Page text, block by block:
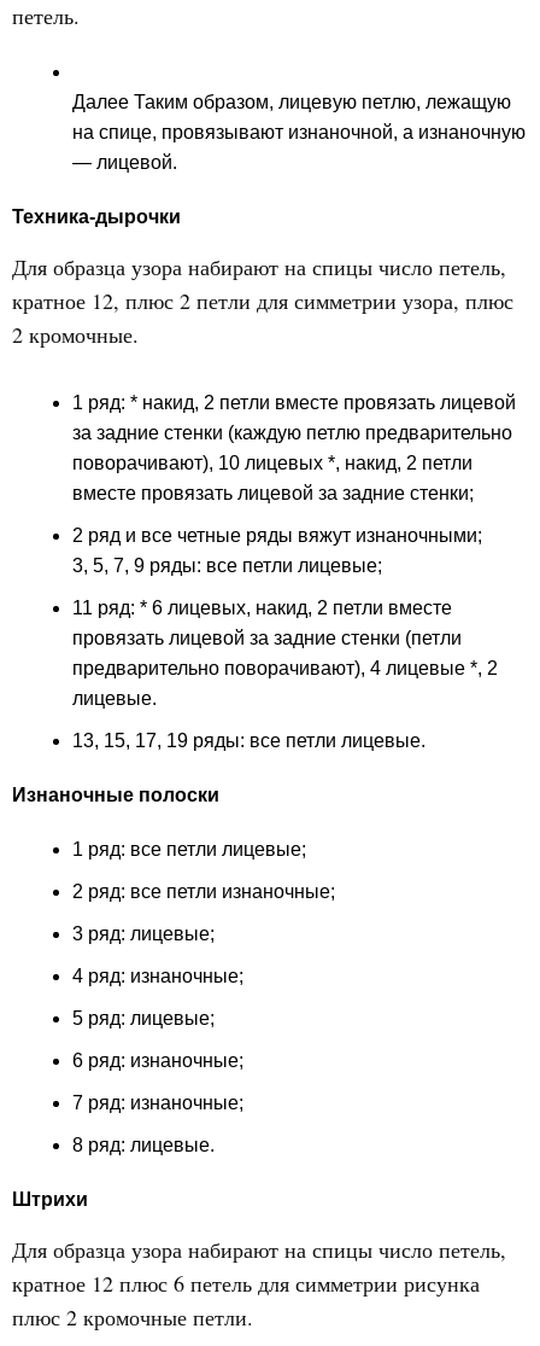
петель.
Далее Таким образом, лицевую петлю, лежащую
на спице, провязывают изнаночной, а изнаночную
— лицевой.
Техника-дырочки
Для образца узора набирают на спицы число петель,
кратное 12, плюс 2 петли для симметрии узора, плюс
2 кромочные.
1 ряд: * накид, 2 петли вместе провязать лицевой
за задние стенки (каждую петлю предварительно
поворачивают), 10 лицевых *, накид, 2 петли
вместе провязать лицевой за задние стенки;
2 ряд и все четные ряды вяжут изнаночными;
3, 5, 7, 9 ряды: все петли лицевые;
11 ряд: * 6 лицевых, накид, 2 петли вместе
провязать лицевой за задние стенки (петли
предварительно поворачивают), 4 лицевые *, 2
лицевые.
13, 15, 17, 19 ряды: все петли лицевые.
Изнаночные полоски
1 ряд: все петли лицевые;
2 ряд: все петли изнаночные;
3 ряд: лицевые;
4 ряд: изнаночные;
5 ряд: лицевые;
6 ряд: изнаночные;
7 ряд: изнаночные;
8 ряд: лицевые.
Штрихи
Для образца узора набирают на спицы число петель,
кратное 12 плюс 6 петель для симметрии рисунка
плюс 2 кромочные петли.